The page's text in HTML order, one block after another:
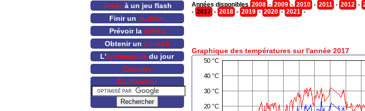
Années disponibles 2008 - 2009 - 2010 - 2011 - 2012 -
- 2017 - 2018 - 2019 - 2020 - 2021 -
Graphique des températures sur l'année 2017
Jouerà un jeu flash
Finir un sudoku
Prévoir la météo
Obtenir un conseil
L'éphéméride du jour
Calculer
Rechercher